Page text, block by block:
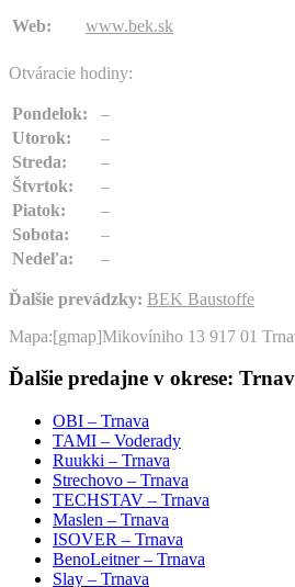
Web:
www.bek.sk
Otváracie hodiny:
Pondelok:
–
Utorok:
–
Streda:
–
Štvrtok:
–
Piatok:
–
Sobota:
–
Nedeľa:
–
Ďalšie prevádzky: BEK Baustoffe
Mapa:[gmap]Mikovíniho 13 917 01
Ďalšie predajne v okrese:
OBI – Trnava
TAMI – Voderady
Ruukki – Trnava
Strechovo – Trnava
TECHSTAV – Trnava
Maslen – Trnava
ISOVER – Trnava
BenoLeitner – Trnava
Slay – Trnava